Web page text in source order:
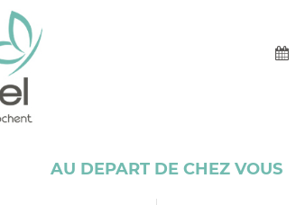
AU DEPART DE CHEZ VOUS